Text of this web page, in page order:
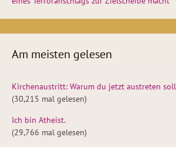
Am meisten gelesen
Kirchenaustritt: Warum du jetzt austreten
(30,215 mal gelesen)
Ich bin Atheist.
(29,766 mal gelesen)